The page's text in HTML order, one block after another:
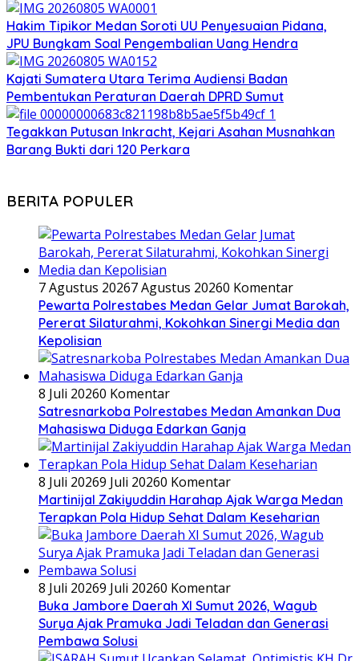
Hakim Tipikor Medan Soroti UU Penyesuaian Pidana,
JPU Bungkam Soal Pengembalian Uang Hendra
Kajati Sumatera Utara Terima Audiensi Badan
Pembentukan Peraturan Daerah DPRD Sumut
Tegakkan Putusan Inkracht, Kejari Asahan Musnahkan
Barang Bukti dari 120 Perkara
BERITA POPULER
7 Agustus 20267 Agustus 20260 Komentar
Pewarta Polrestabes Medan Gelar Jumat Barokah,
Pererat Silaturahmi, Kokohkan Sinergi Media dan
Kepolisian
8 Juli 20260 Komentar
Satresnarkoba Polrestabes Medan Amankan Dua
Mahasiswa Diduga Edarkan Ganja
8 Juli 20269 Juli 20260 Komentar
Martinijal Zakiyuddin Harahap Ajak Warga Medan
Terapkan Pola Hidup Sehat Dalam Keseharian
8 Juli 20269 Juli 20260 Komentar
Buka Jambore Daerah XI Sumut 2026, Wagub
Surya Ajak Pramuka Jadi Teladan dan Generasi
Pembawa Solusi